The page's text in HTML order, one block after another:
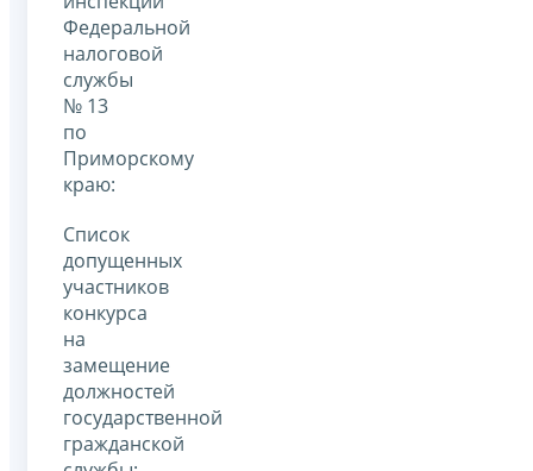
Федеральной
налоговой
службы
№ 13
по
Приморскому
краю:
Список
допущенных
участников
конкурса
на
замещение
должностей
государственной
гражданской